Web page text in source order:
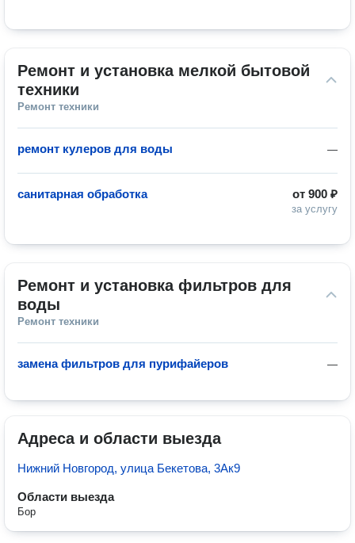
Ремонт и установка мелкой бытовой
техники
Ремонт техники
—
ремонт кулеров для воды
от 900 ₽
за услугу
санитарная обработка
Ремонт и установка фильтров для
воды
Ремонт техники
—
замена фильтров для пурифайеров
Адреса и области выезда
Нижний Новгород, улица Бекетова, 3Ак9
Области выезда
Бор